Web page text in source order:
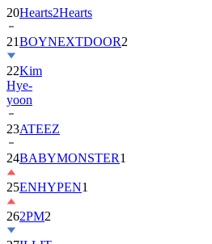
20Hearts2Hearts
21BOYNEXTDOOR2
22Kim
Hye-
yoon
23ATEEZ
24BABYMONSTER1
25ENHYPEN1
262PM2